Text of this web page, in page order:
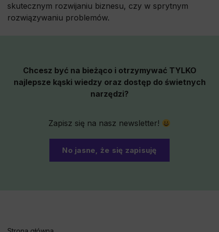
skutecznym rozwijaniu biznesu, czy w sprytnym
rozwiązywaniu problemów.
Chcesz być na bieżąco i otrzymywać TYLKO
najlepsze kąski wiedzy oraz dostęp do świetnych
narzędzi?
Zapisz się na nasz newsletter!
No jasne, że się zapisuję